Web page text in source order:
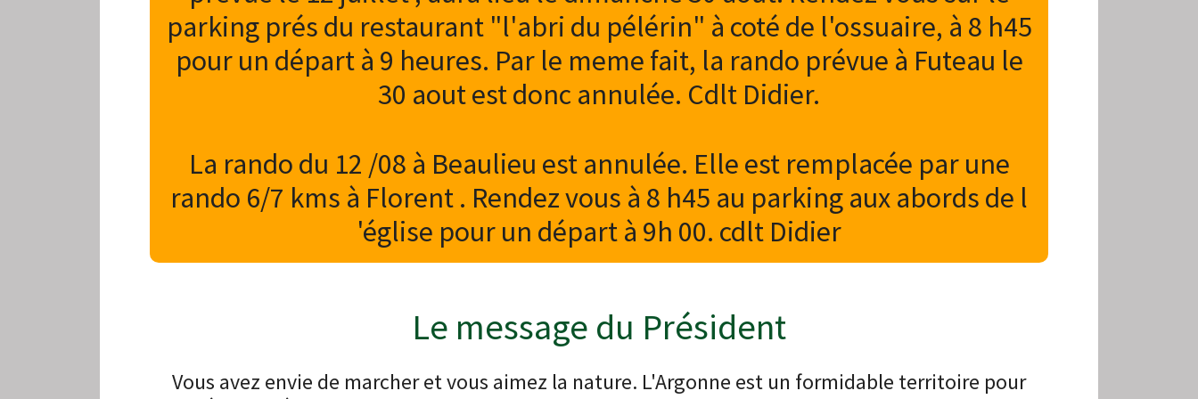
parking prés du restaurant "l'abri du pélérin" à coté de l'ossuaire, à 8 h45
pour un départ à 9 heures. Par le meme fait, la rando prévue à Futeau le
30 aout est donc annulée. Cdlt Didier.
La rando du 12 /08 à Beaulieu est annulée. Elle est remplacée par une
rando 6/7 kms à Florent . Rendez vous à 8 h45 au parking aux abords de l
'église pour un départ à 9h 00. cdlt Didier
Le message du Président
Vous avez envie de marcher et vous aimez la nature. L'Argonne est un formidable territoire pour